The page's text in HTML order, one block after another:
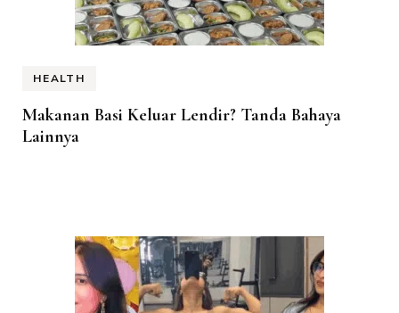
HEALTH
Makanan Basi Keluar Lendir? Tanda Bahaya
Lainnya